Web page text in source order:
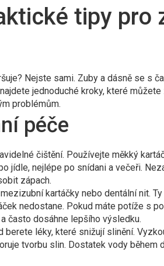
tipy pro
Nejste sami. Zuby a dásně se s
jednoduché kroky, které
problémům.
péče
čištění. Používejte měkký
jídle, nejlépe po snídani a večeři.
zápach.
kartáčky nebo dentální nit.
nedostane. Pokud máte potíže s
často dosáhne lepšího výsledku.
léky, které snižují slinění.
tvorbu slin. Dostatek vody během